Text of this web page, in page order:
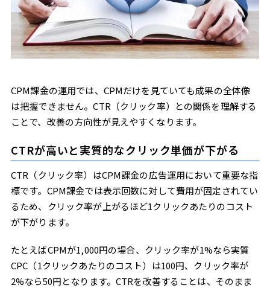
CPM課金の運用では、CPMだけを見ていても成果の全体像
は把握できません。CTR（クリック率）との関係を理解する
ことで、改善の方向性が見えやすくなります。
CTRが高いと実質的なクリック単価が下がる
CTR（クリック率）はCPM課金の広告運用において重要な指
標です。CPM課金では表示回数に対して費用が固定されてい
るため、クリック率が上がるほど1クリックあたりのコスト
が下がります。
たとえばCPMが1,000円の場合、クリック率が1%なら実質
CPC（1クリックあたりのコスト）は100円、クリック率が
2%なら50円となります。CTRを改善することは、そのまま